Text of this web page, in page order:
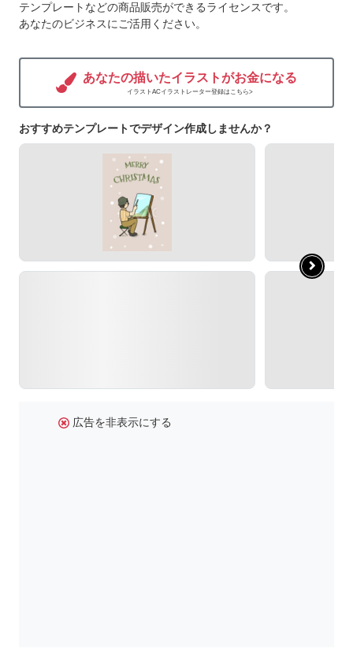
テンプレートなどの商品販売ができるライセンスです。
あなたのビジネスにご活用ください。
あなたの描いたイラストがお金になる
イラストACイラストレーター登録はこちら>
おすすめテンプレートでデザイン作成しませんか？
広告を非表示にする